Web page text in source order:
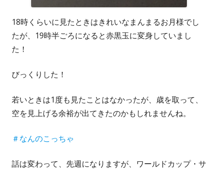
18時くらいに見たときはきれいなまんまるお月様でし
たが、19時半ごろになると赤黒玉に変身していまし
た！
びっくりした！
若いときは1度も見たことはなかったが、歳を取って、
空を見上げる余裕が出てきたのかもしれませんね。
＃なんのこっちゃ
話は変わって、先週になりますが、ワールドカップ・サ